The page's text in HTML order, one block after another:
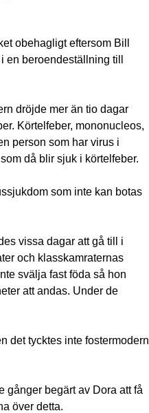
obehagligt eftersom Bill
beroendeställning till
dröjde mer än tio dagar
Körtelfeber, mononucleos,
person som har virus i
då blir sjuk i körtelfeber.
som inte kan botas
vissa dagar att gå till i
och klasskamraternas
svälja fast föda så hon
att andas. Under de
det tycktes inte fostermodern
gånger begärt av Dora att få
över detta.